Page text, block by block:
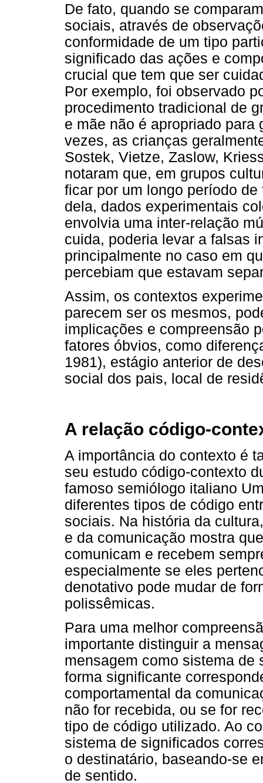
De fato, quando se
sociais, através de
conformidade de um tipo
significado das ações e
crucial que tem que ser
Por exemplo, foi observado
procedimento tradicional de
e mãe não é apropriado
vezes, as crianças
Sostek, Vietze, Zaslow,
notaram que, em grupos
ficar por um longo período
dela, dados experimentais
envolvia uma inter-relação
cuida, poderia levar a falsas
principalmente no caso em
percebiam que estavam
Assim, os contextos
parecem ser os mesmos,
implicações e compreensão
fatores óbvios, como
1981), estágio anterior de
social dos pais, local de
A relação código-
A importância do contexto é
seu estudo código-contexto
famoso semiólogo italiano
diferentes tipos de código
sociais. Na história da
e da comunicação mostra
comunicam e recebem
especialmente se eles
denotativo pode mudar de
polissêmicas.
Para uma melhor
importante distinguir a
mensagem como sistema de
forma significante
comportamental da
não for recebida, ou se for
tipo de código utilizado. Ao
sistema de significados
o destinatário, baseando-se
de sentido.